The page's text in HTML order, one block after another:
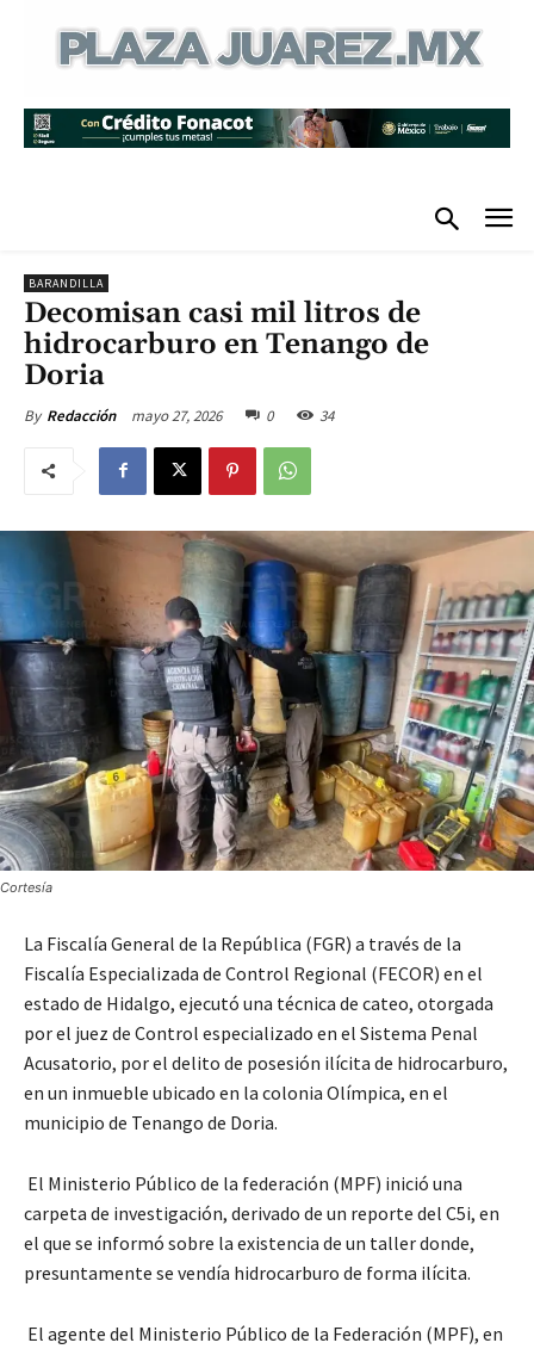
BARANDILLA
Decomisan casi mil litros de
hidrocarburo en Tenango de
Doria
By Redacción mayo 27, 2026 0 34
Cortesía
La Fiscalía General de la República (FGR) a través de la
Fiscalía Especializada de Control Regional (FECOR) en el
estado de Hidalgo, ejecutó una técnica de cateo, otorgada
por el juez de Control especializado en el Sistema Penal
Acusatorio, por el delito de posesión ilícita de hidrocarburo,
en un inmueble ubicado en la colonia Olímpica, en el
municipio de Tenango de Doria.
El Ministerio Público de la federación (MPF) inició una
carpeta de investigación, derivado de un reporte del C5i, en
el que se informó sobre la existencia de un taller donde,
presuntamente se vendía hidrocarburo de forma ilícita.
El agente del Ministerio Público de la Federación (MPF), en